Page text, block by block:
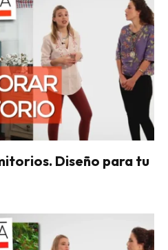
Diseño para tu